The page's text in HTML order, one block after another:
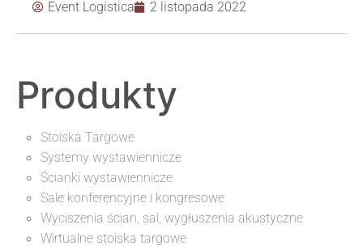
Event Logistica 2 listopada 2022
Produkty
Stoiska Targowe
Systemy wystawiennicze
Ścianki wystawiennicze
Sale konferencyjne i kongresowe
Wyciszenia ścian, sal, wygłuszenia akustyczne
Wirtualne stoiska targowe